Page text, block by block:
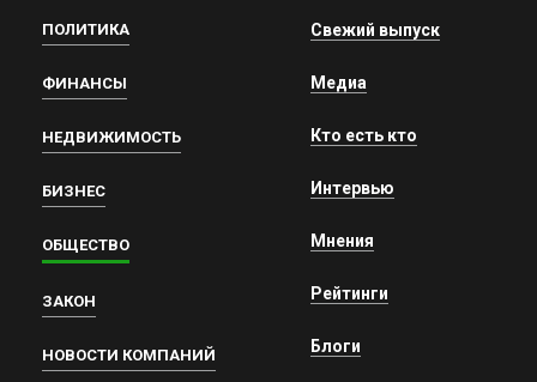
ПОЛИТИКА
ФИНАНСЫ
НЕДВИЖИМОСТЬ
БИЗНЕС
ОБЩЕСТВО
ЗАКОН
НОВОСТИ КОМПАНИЙ
Свежий выпуск
Медиа
Кто есть кто
Интервью
Мнения
Рейтинги
Блоги